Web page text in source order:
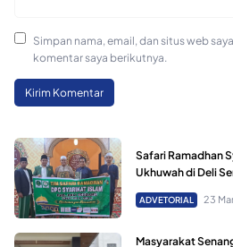
Simpan nama, email, dan situs web
komentar saya berikutnya.
Safari Ramadhan
Ukhuwah di Deli
ADVETORIAL 23
Masyarakat